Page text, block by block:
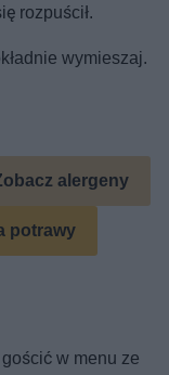
rozpuścił.
wymieszaj.
alergeny
potrawy
w menu ze